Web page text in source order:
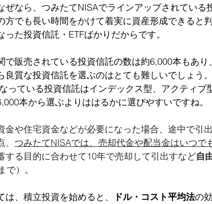
ぜなら、つみたてNISAでラインアップされている
方でも長い時間をかけて着実に資産形成できると
った投資信託・ETFばかりだからです。
で販売されている投資信託の数は約6,000本もあ
良質な投資信託を選ぶのはとても難しいでしょう
っている投資信託はインデックス型、アクティブ
本から選ぶよりははるかに選びやすいですね。
金や住宅資金などが必要になった場合、途中で引
つみたてNISAでは、売却代金や配当金はいつで
する目的に合わせて10年で売却して引出すなど自
で）。
は、積立投資を始めると、 ドル・コスト平均法の